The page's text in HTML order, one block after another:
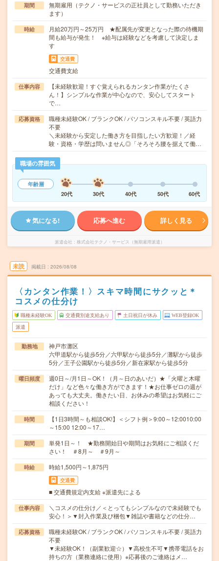
期間
無期雇用（テクノ・サービスの正社員として勤務いただき
ます）
時給
月給20万円～25万円 ★配属先が変更となった際の待機期
間も給与が発生！ ※給与は経験などを考慮して決定しま
す
交通費
交通費支給
仕事内容
【未経験歓迎！すぐ覚えられるカンタン作業がたくさ
ん！】シンプルな作業が中心なので、安心してスタート
で…
応募資格
職種未経験OK / ブランクOK / パソコンスキル不要 / 英語力
不要
＼未経験から安定した働き方を目指したい方歓迎！／経
験・資格・学歴は問いません◎「そろそろ腰を据えて働…
職場の雰囲気
年齢層
20代
30代 40代 50代 60代
気になる! 応募へ進む 詳しく見る
派遣会社 株式会社テクノ・サービス（無期雇用派遣）
未読 掲載日 2026/08/08
〈カンタン作業！〉スキマ時間にサクッと＊
コスメの仕分け
職種未経験OK 交通費別途支給あり 土日祝日が休み WEB登録OK
派遣
勤務地
神戸市灘区
六甲道駅から徒歩5分／六甲駅から徒歩5分／灘駅から徒歩
5分／王子公園駅から徒歩5分／新在家駅から徒歩5分
曜日頻度
週0日～/月1日～OK！（月～日のあいだ）★「火曜と木曜
だけ」など色々な働き方ができます！★お仕事ゼロの週が
あっても大丈夫。働きたい日、お休みの希望はお気軽にご
相談ください！
時間
【1日3時間～も相談OK!】＜シフト例＞9:00～12:0010:00
～15:00 12:00～17…
期間
単発1日～！ ★勤務開始日や期間はお気軽にご相談くだ
さい！ ＃8月～ ＃9月～
時給 時給1,500円～1,875円
交通費
■ 交通費規定内支給 ※派遣先による
仕事内容
＼コスメの仕分け／＜とってもシンプルなので未経験でも
安心！＞▼封入作業及び梱包▼雑誌や書籍などの仕分…
応募資格
職種未経験OK / ブランクOK / パソコンスキル不要 / 英語力
不要
▼未経験OK！（副業歓迎☆）▼高校生不可▼携帯電話をお
持ちの方（業務連絡に使用）※応募後のご連絡はメ…